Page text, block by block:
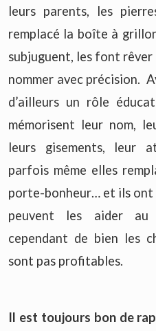
leurs parents, les
remplacé la boîte à
subjuguent, les font
nommer avec précision.
d’ailleurs un rôle
mémorisent leur nom,
leurs gisements, leur
parfois même elles
porte-bonheur… et ils ont
peuvent les aider
cependant de bien les
sont pas profitables.
Il est toujours bon de